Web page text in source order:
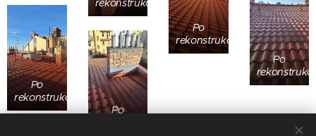
rekonstrukci
Po
rekonstrukci
Po
rekonstrukci
Po
rekonstrukci
Po